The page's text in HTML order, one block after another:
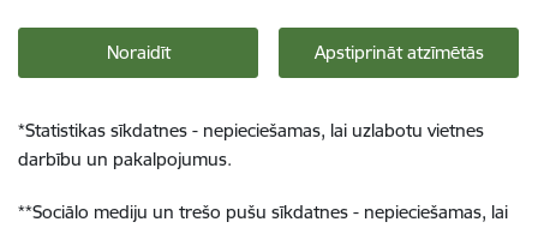
Noraidīt Apstiprināt atzīmētās
*Statistikas sīkdatnes - nepieciešamas, lai uzlabotu vietnes
darbību un pakalpojumus.
**Sociālo mediju un trešo pušu sīkdatnes - nepieciešamas, lai